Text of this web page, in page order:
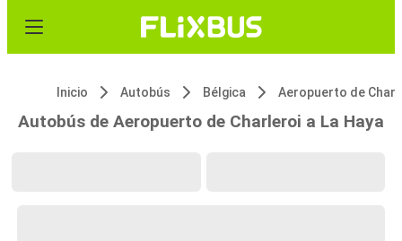
Inicio Autobús Bélgica
Autobús de Aeropuerto de Charleroi a La Haya